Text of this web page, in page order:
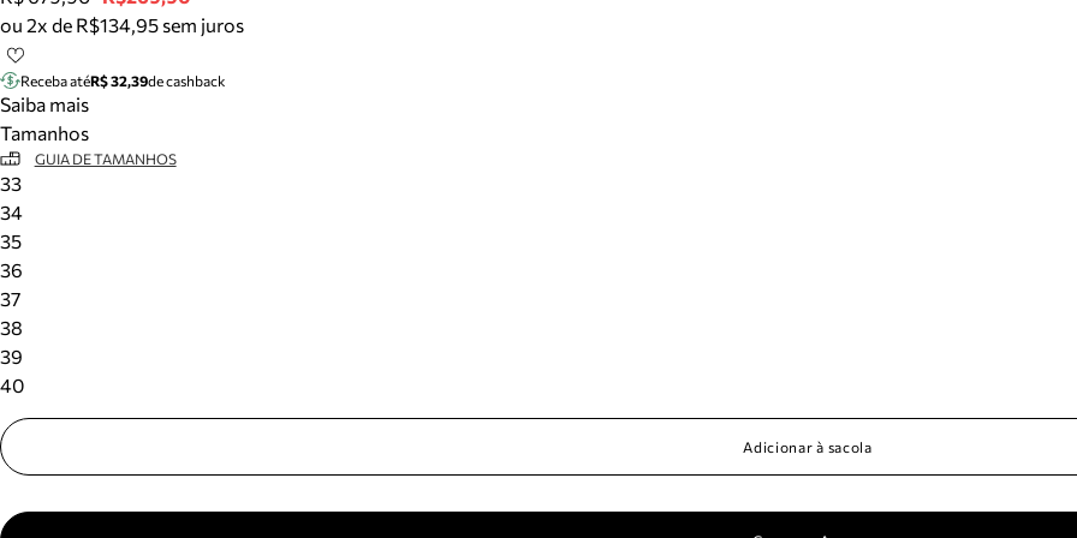
ou 2x de R$134,95 sem juros
Receba atéR$ 32,39de cashback
Saiba mais
Tamanhos
GUIA DE TAMANHOS
33
34
35
36
37
38
39
40
Adicionar à sacola